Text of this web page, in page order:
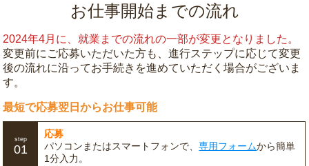
お仕事開始までの流れ
2024年4月に、就業までの流れの一部が変更となりました。
変更前にご応募いただいた方も、進行ステップに応じて変更
後の流れに沿ってお手続きを進めていただく場合がございま
す。
最短で応募翌日からお仕事可能
step
01
応募
パソコンまたはスマートフォンで、専用フォームから簡単
1分入力。